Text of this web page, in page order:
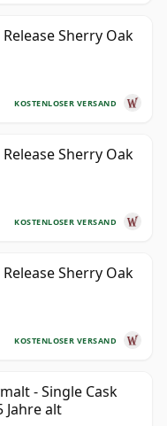
Sherry Oak
KOSTENLOSER VERSAND
Sherry Oak
KOSTENLOSER VERSAND
Sherry Oak
KOSTENLOSER VERSAND
- Single Cask
Jahre alt